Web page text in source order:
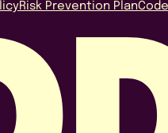
Risk Prevention Plan